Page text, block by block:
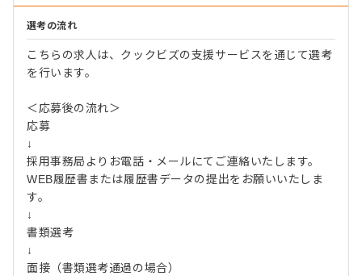
選考の流れ
こちらの求人は、クックビズの支援サービスを通じて選考
を行います。
＜応募後の流れ＞
応募
↓
採用事務局よりお電話・メールにてご連絡いたします。
WEB履歴書または履歴書データの提出をお願いいたしま
す。
↓
書類選考
↓
面接（書類選考通過の場合）